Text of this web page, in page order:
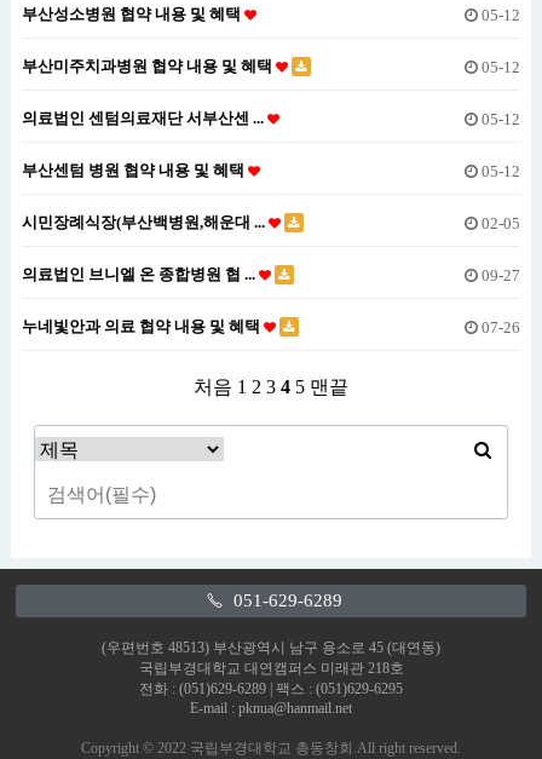
부산성소병원 협약 내용 및 혜택 05-12
부산미주치과병원 협약 내용 및 혜택 05-12
의료법인 센텀의료재단 서부산센 ... 05-12
부산센텀 병원 협약 내용 및 혜택 05-12
시민장례식장(부산백병원,해운대 ... 02-05
의료법인 브니엘 온 종합병원 협 ... 09-27
누네빛안과 의료 협약 내용 및 혜택 07-26
처음 1 2 3 4 5 맨끝
051-629-6289
(우편번호 48513) 부산광역시 남구 용소로 45 (대연동)
국립부경대학교 대연캠퍼스 미래관 218호
전화 : (051)629-6289 | 팩스 : (051)629-6295
E-mail : pknua@hanmail.net
Copyright © 2022 국립부경대학교 총동창회.All right reserved.